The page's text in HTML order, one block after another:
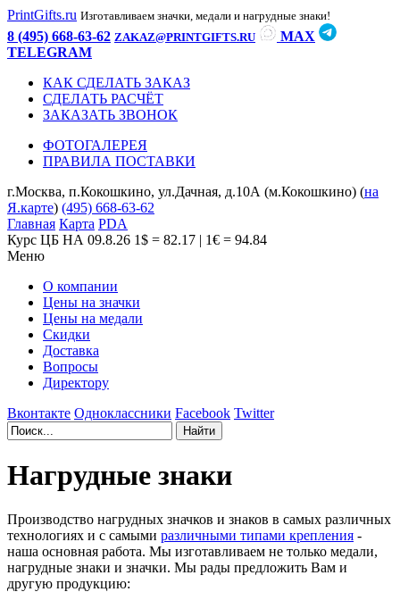
PrintGifts.ru Изготавливаем значки, медали и нагрудные знаки!
8 (495) 668-63-62 ZAKAZ@PRINTGIFTS.RU
MAX
TELEGRAM
КАК СДЕЛАТЬ ЗАКАЗ
СДЕЛАТЬ РАСЧЁТ
ЗАКАЗАТЬ ЗВОНОК
ФОТОГАЛЕРЕЯ
ПРАВИЛА ПОСТАВКИ
г.Москва, п.Кокошкино, ул.Дачная, д.10А (м.Кокошкино) (на
Я.карте) (495) 668-63-62
Главная Карта PDA
Курс ЦБ НА 09.8.26 1$ = 82.17 | 1€ = 94.84
Меню
О компании
Цены на значки
Цены на медали
Скидки
Доставка
Вопросы
Директору
Вконтакте Одноклассники Facebook Twitter
Нагрудные знаки
Производство нагрудных значков и знаков в самых различных
технологиях и с самыми различными типами крепления -
наша основная работа. Мы изготавливаем не только медали,
нагрудные знаки и значки. Мы рады предложить Вам и
другую продукцию: